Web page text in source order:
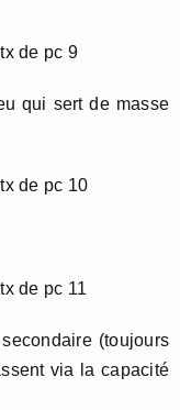
qui sert de masse
(toujours
via la capacité